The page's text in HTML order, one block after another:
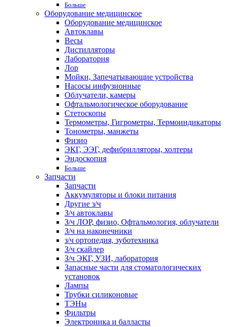
Больше
Оборудование медицинское
Оборудование медицинское
Автоклавы
Весы
Дистилляторы
Лаборатория
Лор
Мойки, Запечатывающие устройства
Насосы инфузионные
Облучатели, камеры
Офтальмологическое оборудование
Стетоскопы
Термометры, Гигрометры, Термоиндикаторы
Тонометры, манжеты
Физио
ЭКГ, ЭЭГ, дефибрилляторы, холтеры
Эндоскопия
Больше
Запчасти
Запчасти
Аккумуляторы и блоки питания
Другие з/ч
З/ч автоклавы
З/ч ЛОР, физио, Офтальмология, облучатели
З/ч на наконечники
з/ч ортопедия, зуботехника
З/ч скайлер
З/ч ЭКГ, УЗИ, лаборатория
Запасные части для стоматологических
установок
Лампы
Трубки силиконовые
ТЭНы
Фильтры
Электроника и балласты